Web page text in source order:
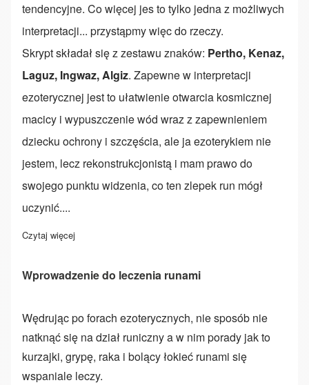
tendencyjne. Co więcej jes to tylko jedna z możliwych
interpretacji... przystąpmy więc do rzeczy.
Skrypt składał się z zestawu znaków: Pertho, Kenaz,
Laguz, Ingwaz, Algiz. Zapewne w interpretacji
ezoterycznej jest to ułatwienie otwarcia kosmicznej
macicy i wypuszczenie wód wraz z zapewnieniem
dziecku ochrony i szczęścia, ale ja ezoterykiem nie
jestem, lecz rekonstrukcjonistą i mam prawo do
swojego punktu widzenia, co ten zlepek run mógł
uczynić....
Czytaj więcej
Wprowadzenie do leczenia runami
Wędrując po forach ezoterycznych, nie sposób nie
natknąć się na dział runiczny a w nim porady jak to
kurzajki, grypę, raka i bolący łokieć runami się
wspaniale leczy.